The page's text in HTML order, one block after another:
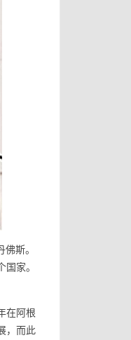
斯。
家。
在阿根
，而此